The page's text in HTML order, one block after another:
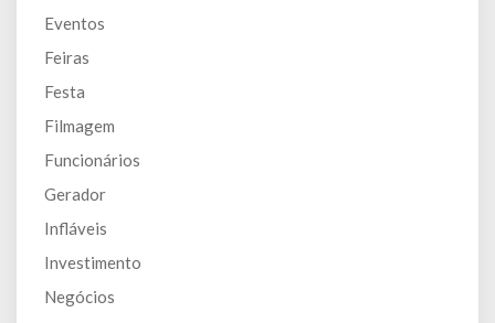
Eventos
Feiras
Festa
Filmagem
Funcionários
Gerador
Infláveis
Investimento
Negócios